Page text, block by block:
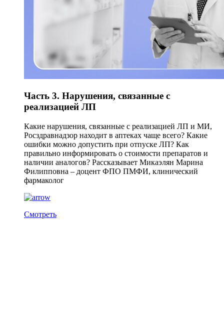
Часть 3. Нарушения, связанные с
реализацией ЛП
Какие нарушения, связанные с реализацией ЛП и МИ,
Росздравнадзор находит в аптеках чаще всего? Какие
ошибки можно допустить при отпуске ЛП? Как
правильно информировать о стоимости препаратов и
наличии аналогов? Рассказывает Микаэлян Марина
Филипповна – доцент ФПО ПМФИ, клинический
фармаколог
Смотреть